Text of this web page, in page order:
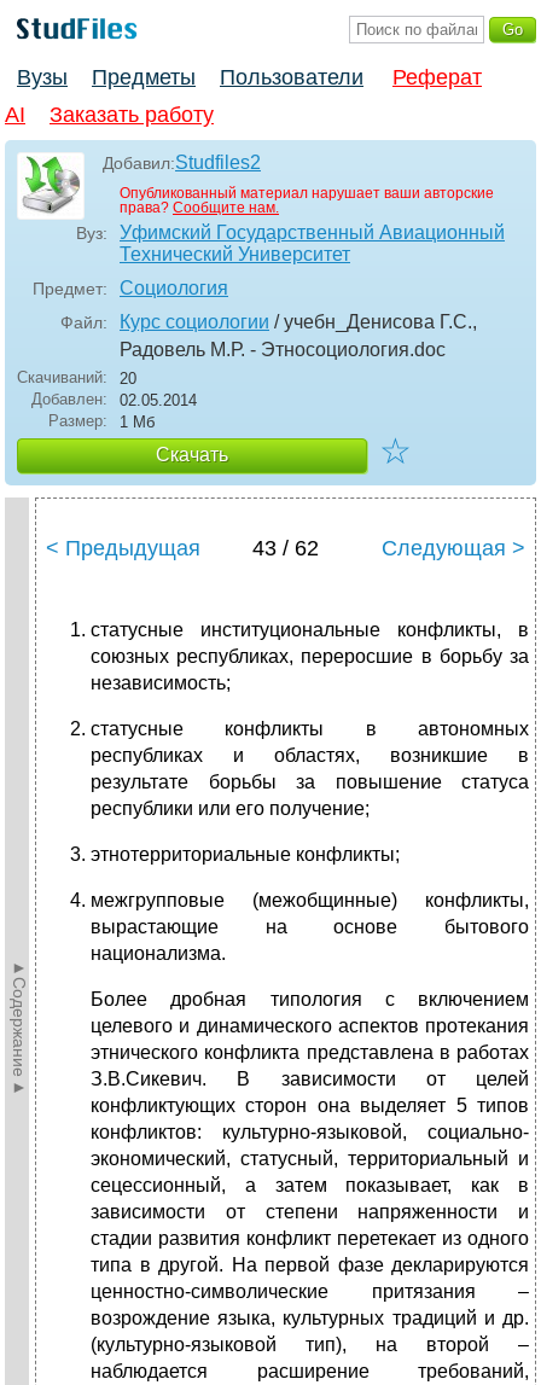
Вузы Предметы Пользователи
Реферат
AI
Заказать работу
Добавил:Studfiles2
Опубликованный материал нарушает ваши авторские
права? Сообщите нам.
Вуз:
Уфимский Государственный Авиационный
Технический Университет
Предмет: Социология
Файл: Курс социологии / учебн_Денисова Г.С.,
Радовель М.Р. - Этносоциология.doc
Скачиваний:
20
Добавлен:
02.05.2014
Размер:
1 Мб
Скачать ☆
►Содержание►
< Предыдущая 43 / 62 Следующая >
статусные институциональные конфликты, в
союзных республиках, переросшие в борьбу за
независимость;
статусные конфликты в автономных
республиках и областях, возникшие в
результате борьбы за повышение статуса
республики или его получение;
этнотерриториальные конфликты;
межгрупповые (межобщинные) конфликты,
вырастающие на основе бытового
национализма.
Более дробная типология с включением
целевого и динамического аспектов протекания
этнического конфликта представлена в работах
З.В.Сикевич. В зависимости от целей
конфликтующих сторон она выделяет 5 типов
конфликтов: культурно-языковой, социально-
экономический, статусный, территориальный и
сецессионный, а затем показывает, как в
зависимости от степени напряженности и
стадии развития конфликт перетекает из одного
типа в другой. На первой фазе декларируются
ценностно-символические притязания –
возрождение языка, культурных традиций и др.
(культурно-языковой тип), на второй –
наблюдается расширение требований,